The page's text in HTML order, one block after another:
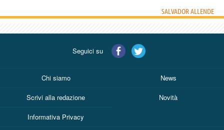
SALVADOR ALLENDE
Seguici su
Chi siamo News
Scrivi alla redazione Novità
Informativa Privacy